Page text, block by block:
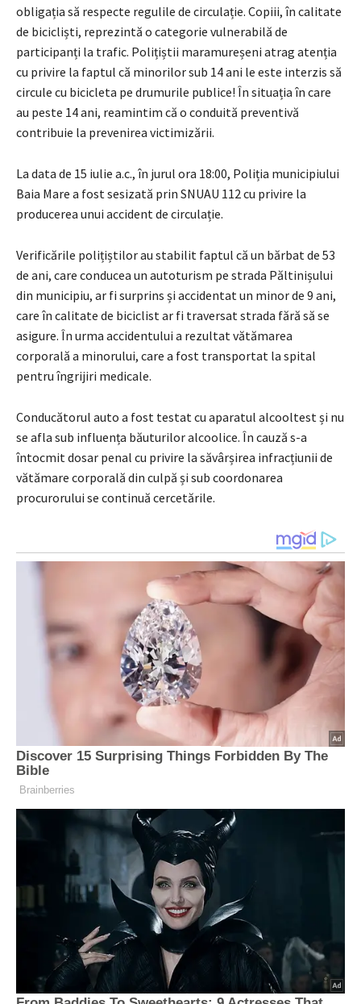
obligația să respecte regulile de circulație. Copiii, în calitate
de bicicliști, reprezintă o categorie vulnerabilă de
participanți la trafic. Polițiștii maramureșeni atrag atenția
cu privire la faptul că minorilor sub 14 ani le este interzis să
circule cu bicicleta pe drumurile publice! În situația în care
au peste 14 ani, reamintim că o conduită preventivă
contribuie la prevenirea victimizării.
La data de 15 iulie a.c., în jurul ora 18:00, Poliția municipiului
Baia Mare a fost sesizată prin SNUAU 112 cu privire la
producerea unui accident de circulație.
Verificările polițiștilor au stabilit faptul că un bărbat de 53
de ani, care conducea un autoturism pe strada Păltinișului
din municipiu, ar fi surprins și accidentat un minor de 9 ani,
care în calitate de biciclist ar fi traversat strada fără să se
asigure. În urma accidentului a rezultat vătămarea
corporală a minorului, care a fost transportat la spital
pentru îngrijiri medicale.
Conducătorul auto a fost testat cu aparatul alcooltest și nu
se afla sub influența băuturilor alcoolice. În cauză s-a
întocmit dosar penal cu privire la săvârșirea infracțiunii de
vătămare corporală din culpă și sub coordonarea
procurorului se continuă cercetările.